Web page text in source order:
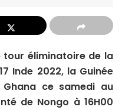
tour éliminatoire de la
Inde 2022, la Guinée
ce samedi au
de Nongo à 16H00